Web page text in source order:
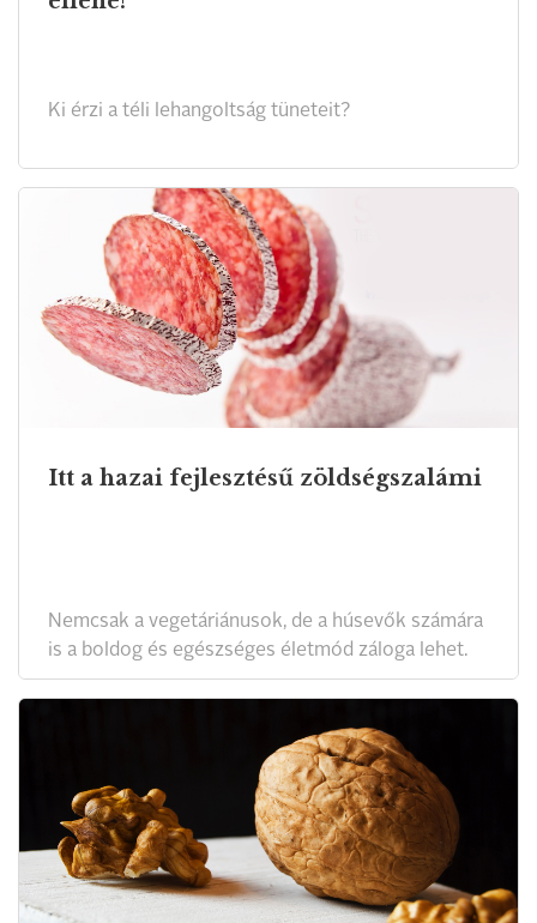
Ki érzi a téli lehangoltság tüneteit?
Itt a hazai fejlesztésű zöldségszalámi
Nemcsak a vegetáriánusok, de a húsevők számára
is a boldog és egészséges életmód záloga lehet.